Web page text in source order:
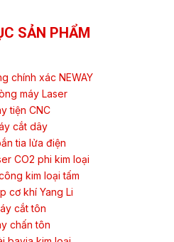
SẢN PHẨM
chính xác NEWAY
máy Laser
tiện CNC
cắt dây
tia lửa điện
CO2 phi kim loại
kim loại tấm
cơ khí Yang Li
cắt tôn
chấn tôn